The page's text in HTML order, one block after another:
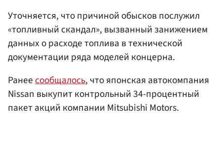
Уточняется, что причиной обысков послужил
«топливный скандал», вызванный занижением
данных о расходе топлива в технической
документации ряда моделей концерна.
Ранеесообщалось, что японская автокомпания
Nissan выкупит контрольный 34-процентный
пакет акций компании Mitsubishi Motors.